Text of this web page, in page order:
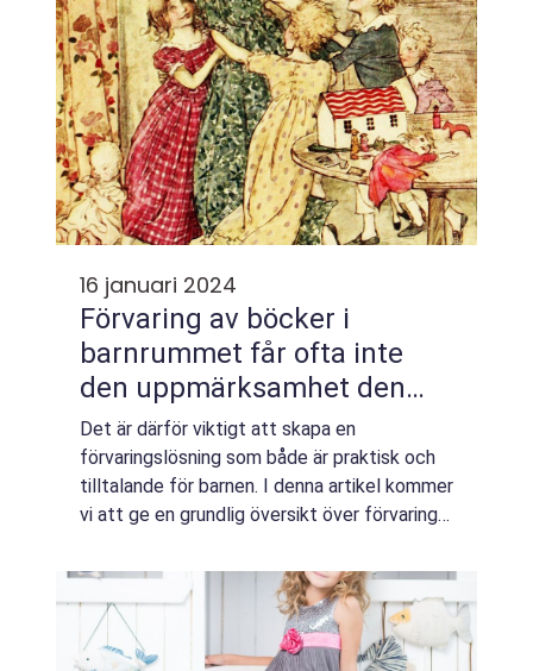
16 januari 2024
Förvaring av böcker i
barnrummet får ofta inte
den uppmärksamhet den
förtjänar, trots att det kan
ha en stor inverkan på ett
barns läslust och
läsförståelse
Det är därför viktigt att skapa en
förvaringslösning som både är praktisk och
tilltalande för barnen. I denna artikel kommer
vi att ge en grundlig översikt över förvaring
typer av förvaringslösningar och unde...